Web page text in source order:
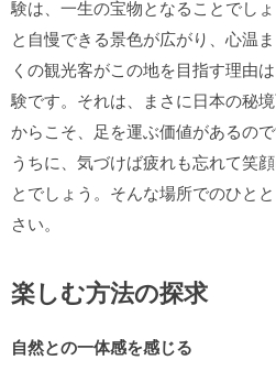
験は、一生の宝物となることでし
と自慢できる景色が広がり、心温
くの観光客がこの地を目指す理由
験です。それは、まさに日本の秘
からこそ、足を運ぶ価値があるの
うちに、気づけば疲れも忘れて笑
とでしょう。そんな場所でのひと
さい。
楽しむ方法の探求
自然との一体感を感じる